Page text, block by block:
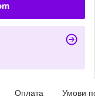
Оплата Умови